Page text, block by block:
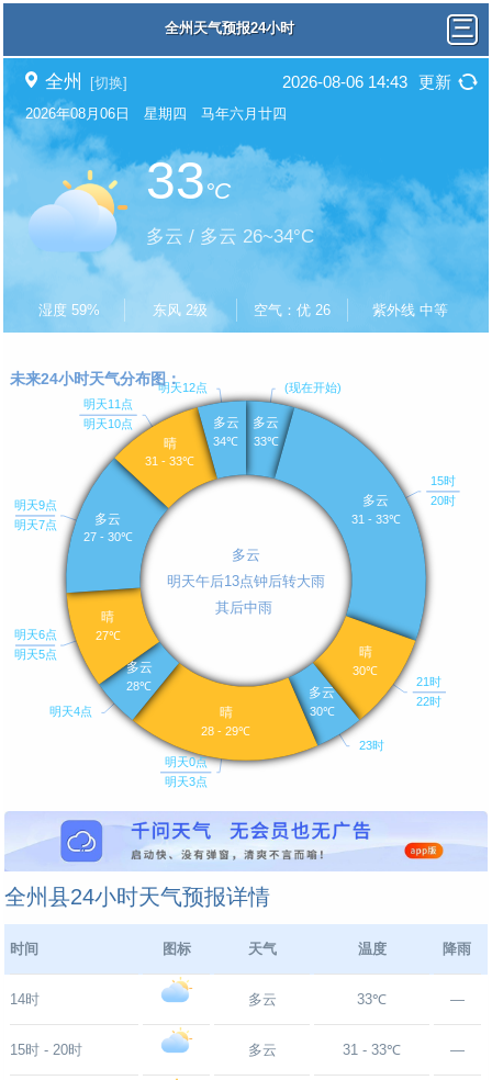
全州天气预报24小时
全州 [切换] 2026-08-06 14:43 更新
2026年08月06日 星期四 马年六月廿四
33°C
多云 / 多云 26~34°C
湿度 59% 东风 2级 空气：优 26 紫外线 中等
全州县24小时天气预报详情
时间 图标 天气 温度 降雨
14时 多云 33℃ —
15时 - 20时 多云 31 - 33℃ —